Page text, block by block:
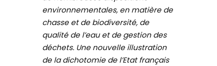
environnementales, en matière de
chasse et de biodiversité, de
qualité de l’eau et de gestion des
déchets. Une nouvelle illustration
de la dichotomie de l’Etat français